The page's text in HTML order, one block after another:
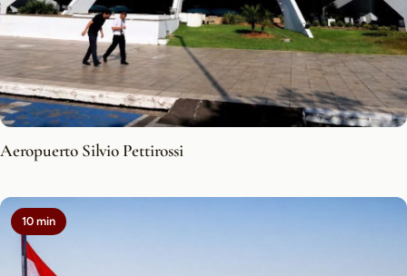
Aeropuerto Silvio Pettirossi
10 min